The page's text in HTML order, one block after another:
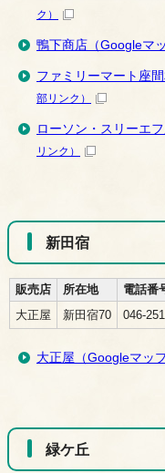
ク）
鴨下商店（Googleマッ
ファミリーマート座
部リンク）
ローソン・スリーエ
リンク）
新田宿
販売店 所在地
電話番
大正屋
新田宿70 046-
大正屋（Googleマップ
緑ケ丘